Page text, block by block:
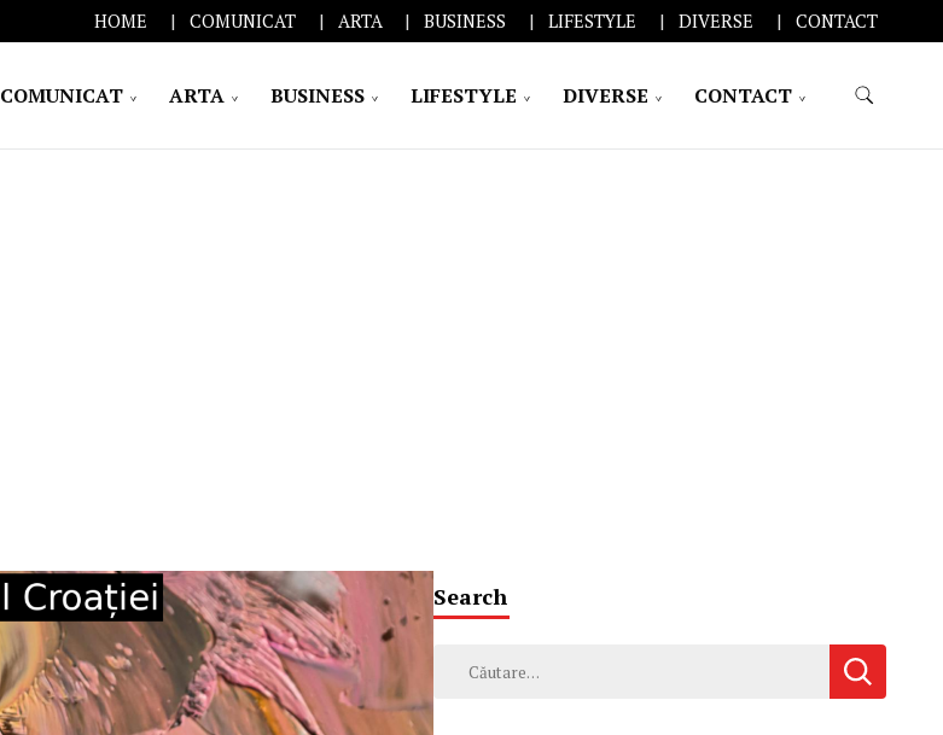
HOME COMUNICAT ARTA BUSINESS LIFESTYLE DIVERSE CONTACT
COMUNICAT ARTA BUSINESS LIFESTYLE DIVERSE CONTACT
Search
Caută